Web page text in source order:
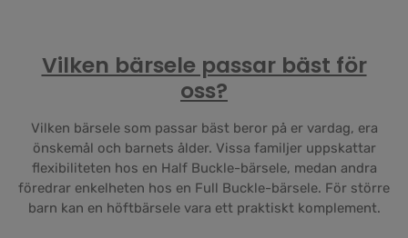
Vilken bärsele passar bäst för
oss?
Vilken bärsele som passar bäst beror på er vardag, era
önskemål och barnets ålder. Vissa familjer uppskattar
flexibiliteten hos en Half Buckle-bärsele, medan andra
föredrar enkelheten hos en Full Buckle-bärsele. För större
barn kan en höftbärsele vara ett praktiskt komplement.